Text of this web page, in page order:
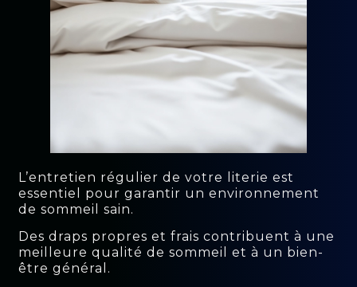
L’entretien régulier de votre literie est
essentiel pour garantir un environnement
de sommeil sain.
Des draps propres et frais contribuent à une
meilleure qualité de sommeil et à un bien-
être général.